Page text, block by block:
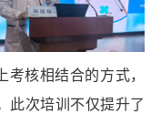
考核相结合的方式，
此次培训 不仅提升了